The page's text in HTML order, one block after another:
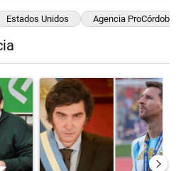
Estados Unidos Agencia ProCórdoba
el título "La empresa que se le plantó
Un artículo de tendencia con el